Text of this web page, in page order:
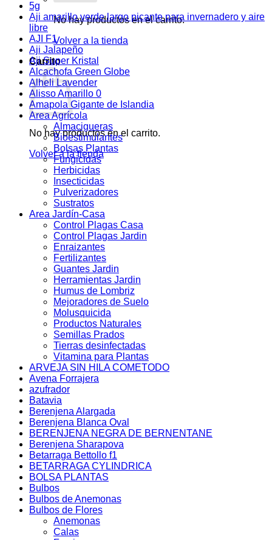
No hay productos en el carrito.
Volver a la tienda
Carrito
No hay productos en el carrito.
Volver a la tienda
5g
Aji amarillo verde largo picante para invernadero y aire
libre
AJI F1
Aji Jalapeño
Aji Super Kristal
Alcachofa Green Globe
Alheli Lavender
Alisso Amarillo 0
Amapola Gigante de Islandia
Area Agrícola
Almacigueras
Bioestimulantes
Bolsas Plantas
Fungicidas
Herbicidas
Insecticidas
Pulverizadores
Sustratos
Area Jardín-Casa
Control Plagas Casa
Control Plagas Jardin
Enraizantes
Fertilizantes
Guantes Jardin
Herramientas Jardin
Humus de Lombriz
Mejoradores de Suelo
Molusquicida
Productos Naturales
Semillas Prados
Tierras desinfectadas
Vitamina para Plantas
ARVEJA SIN HILA COMETODO
Avena Forrajera
azufrador
Batavia
Berenjena Alargada
Berenjena Blanca Oval
BERENJENA NEGRA DE BERNENTANE
Berenjena Sharapova
Betarraga Bettollo f1
BETARRAGA CYLINDRICA
BOLSA PLANTAS
Bulbos
Bulbos de Anemonas
Bulbos de Flores
Anemonas
Calas